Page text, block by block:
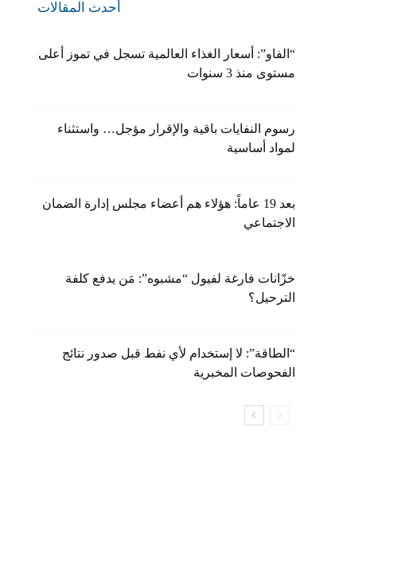
أحدث المقالات
“الفاو”: أسعار الغذاء العالمية تسجل في تموز أعلى
مستوى منذ 3 سنوات
رسوم النفايات باقية والإقرار مؤجل… واستثناء
لمواد أساسية
بعد 19 عاماً: هؤلاء هم أعضاء مجلس إدارة الضمان
الاجتماعي
خزّانات فارغة لفيول “مشبوه”: مَن يدفع كلفة
الترحيل؟
“الطاقة”: لا إستخدام لأي نفط قبل صدور نتائج
الفحوصات المخبرية